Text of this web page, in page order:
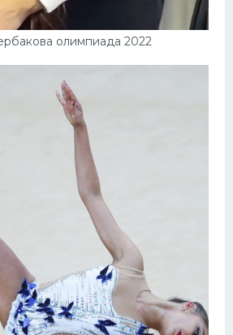
олимпиада 2022